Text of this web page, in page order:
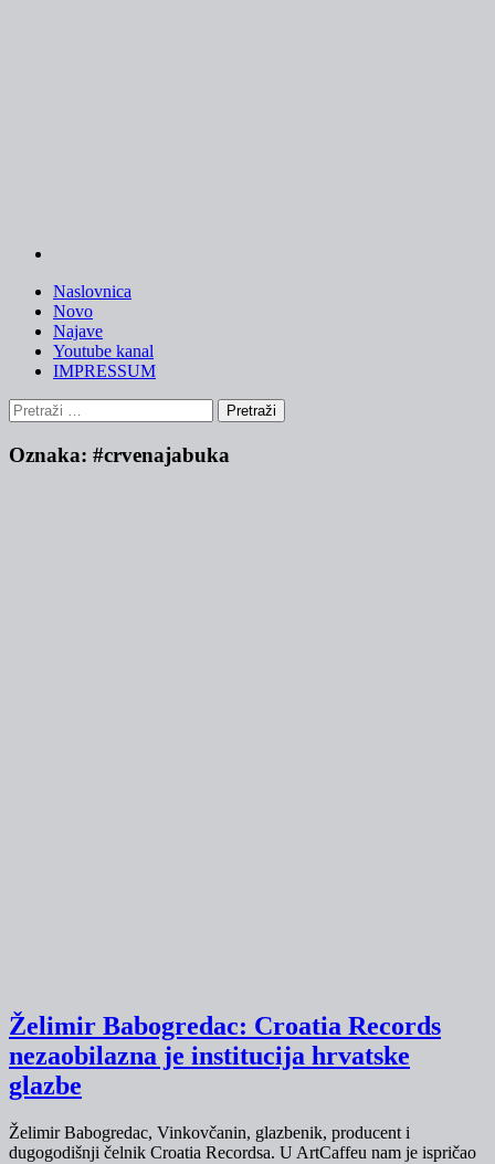
Naslovnica
Novo
Najave
Youtube kanal
IMPRESSUM
Pretraži:
Oznaka: #crvenajabuka
Želimir Babogredac: Croatia Records
nezaobilazna je institucija hrvatske
glazbe
Želimir Babogredac, Vinkovčanin, glazbenik, producent i
dugogodišnji čelnik Croatia Recordsa. U ArtCaffeu nam je ispričao